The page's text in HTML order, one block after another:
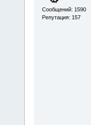
Сообщений: 1590
Репутация: 157